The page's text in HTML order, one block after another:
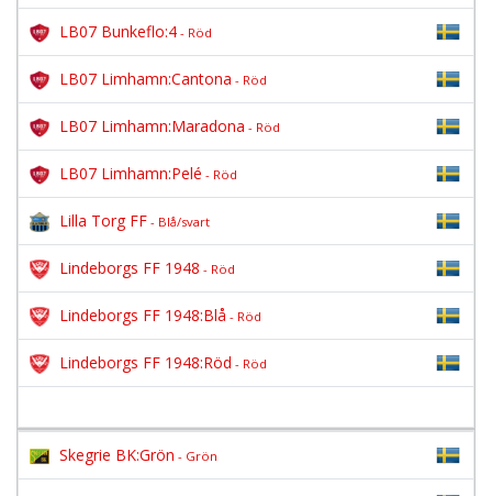
LB07 Bunkeflo:4 - Röd
LB07 Limhamn:Cantona - Röd
LB07 Limhamn:Maradona - Röd
LB07 Limhamn:Pelé - Röd
Lilla Torg FF - Blå/svart
Lindeborgs FF 1948 - Röd
Lindeborgs FF 1948:Blå - Röd
Lindeborgs FF 1948:Röd - Röd
Skegrie BK:Grön - Grön